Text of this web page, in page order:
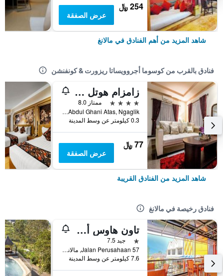
254 ﷼
عرض الصفقة
شاهد المزيد من أهم الفنادق في مالانغ
فنادق بالقرب من كوسوما أجروويساتا ريزورت & كونفنشن
زامزام هوتل آند كونفينشن باتو بويرد باي أرتشيبيلاجو
4 نجوم
ممتاز 8.0
Jalan Abdul Ghani Atas, Ngaglik, مالانغ, إندونيسيا
0.3 كيلومتر عن وسط المدينة
77 ﷼
عرض الصفقة
شاهد المزيد من الفنادق القريبة
فنادق رخيصة في مالانغ
تاون هاوس أوك مالانج نير ايتن مالانغ فوميرلي فريز هوتل سينجوساري
نجمة واحدة
جيد 7.5
Jalan Perusahaan 57, مالانغ, إندونيسيا
7.6 كيلومتر عن وسط المدينة